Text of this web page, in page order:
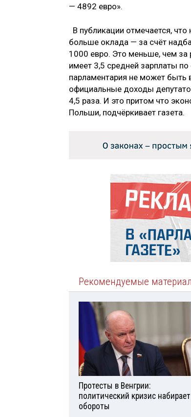
— 4892 евро».
В публикации отмечается,
больше оклада — за счёт
1000 евро. Это меньше, чем
имеет 3,5 средней зарплаты по
парламентария не может быть
официальные доходы
4,5 раза. И это притом что
Польши, подчёркивает газета.
Рекомендуемые
Протесты в Венгрии:
политический кризис набирает
обороты